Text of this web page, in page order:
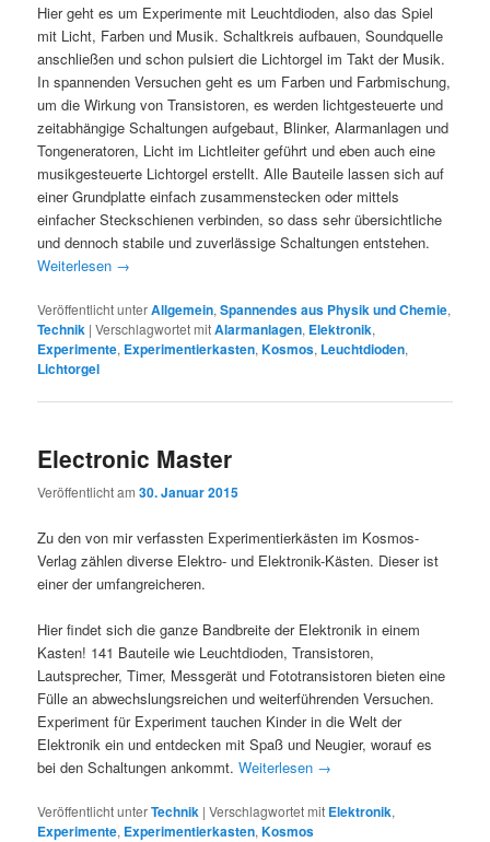
Hier geht es um Experimente mit Leuchtdioden, also das Spiel
mit Licht, Farben und Musik. Schaltkreis aufbauen, Soundquelle
anschließen und schon pulsiert die Lichtorgel im Takt der Musik.
In spannenden Versuchen geht es um Farben und Farbmischung,
um die Wirkung von Transistoren, es werden lichtgesteuerte und
zeitabhängige Schaltungen aufgebaut, Blinker, Alarmanlagen und
Tongeneratoren, Licht im Lichtleiter geführt und eben auch eine
musikgesteuerte Lichtorgel erstellt. Alle Bauteile lassen sich auf
einer Grundplatte einfach zusammenstecken oder mittels
einfacher Steckschienen verbinden, so dass sehr übersichtliche
und dennoch stabile und zuverlässige Schaltungen entstehen.
Weiterlesen →
Veröffentlicht unterAllgemein,Spannendes aus Physik und Chemie,
Technik |Verschlagwortet mitAlarmanlagen, Elektronik,
Experimente, Experimentierkasten,Kosmos, Leuchtdioden,
Lichtorgel
Electronic Master
Veröffentlicht am30. Januar 2015
Zu den von mir verfassten Experimentierkästen im Kosmos-
Verlag zählen diverse Elektro- und Elektronik-Kästen. Dieser ist
einer der umfangreicheren.
Hier findet sich die ganze Bandbreite der Elektronik in einem
Kasten! 141 Bauteile wie Leuchtdioden, Transistoren,
Lautsprecher, Timer, Messgerät und Fototransistoren bieten eine
Fülle an abwechslungsreichen und weiterführenden Versuchen.
Experiment für Experiment tauchen Kinder in die Welt der
Elektronik ein und entdecken mit Spaß und Neugier, worauf es
bei den Schaltungen ankommt.Weiterlesen →
Veröffentlicht unterTechnik |Verschlagwortet mit Elektronik,
Experimente, Experimentierkasten,Kosmos